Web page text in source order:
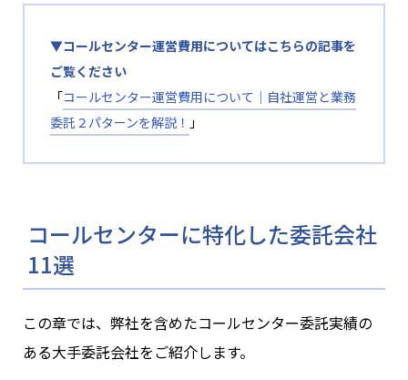
▼コールセンター運営費用についてはこちらの記事を
ご覧ください
「コールセンター運営費用について│自社運営と業務
委託２パターンを解説！ 」
コールセンターに特化した委託会社
11選
この章では、弊社を含めたコールセンター委託実績の
ある大手委託会社をご紹介します。